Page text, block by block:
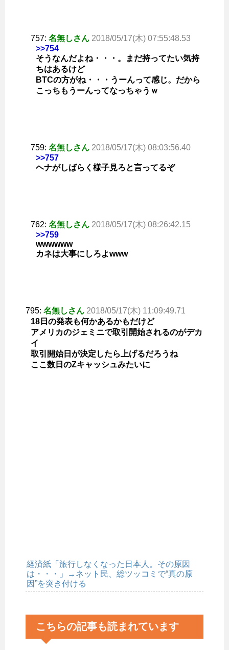
757: 名無しさん 2018/05/17(木) 07:55:48.53
>>754
そうなんだよね・・・。まだ持ってたい気持
ちはあるけど
BTCの方がね・・・うーんって感じ。だから
こっちもうーんってなっちゃうｗ
759: 名無しさん 2018/05/17(木) 08:03:56.40
>>757
ヘナがしばらく様子見ろと言ってるぞ
762: 名無しさん 2018/05/17(木) 08:26:42.15
>>759
wwwwww
カネは大事にしろよwww
795: 名無しさん 2018/05/17(木) 11:09:49.71
18日の発表も何かあるかもだけど
アメリカのジェミニで取引開始されるのがデカ
イ
取引開始日が決定したら上げるだろうね
ここ数日のZキャッシュみたいに
経済紙「旅行しなくなった日本人。その原因
は・・・」→ネット民、総ツッコミで“真の原
因”を突き付ける
こちらの記事も読まれています